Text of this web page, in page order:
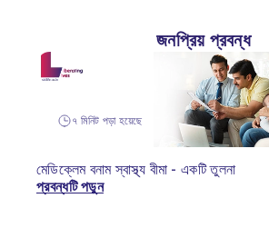
জনপ্রিয় প্রবন্ধ
৭ মিনিট পড়া হয়েছে
মেডিক্লেম বনাম স্বাস্থ্য বীমা - একটি তুলনা
প্রবন্ধটি পড়ুন